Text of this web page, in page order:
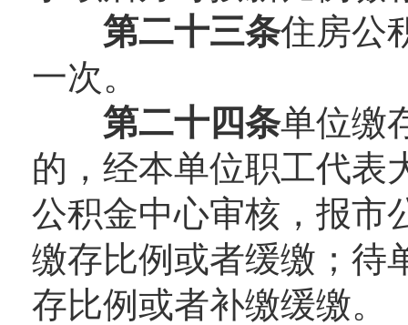
第二十三条住房公
一次。
第二十四条单位缴
的，经本单位职工代表
公积金中心审核，报市
缴存比例或者缓缴；待
存比例或者补缴缓缴。